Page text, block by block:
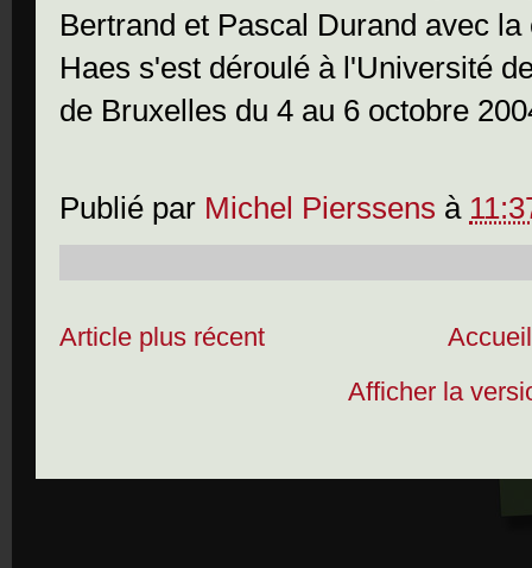
Bertrand et Pascal Durand avec
Haes s'est déroulé à l'Université
de Bruxelles du 4 au 6 octobre
Publié par Michel Pierssens à
Article plus récent
Accueil
Afficher la